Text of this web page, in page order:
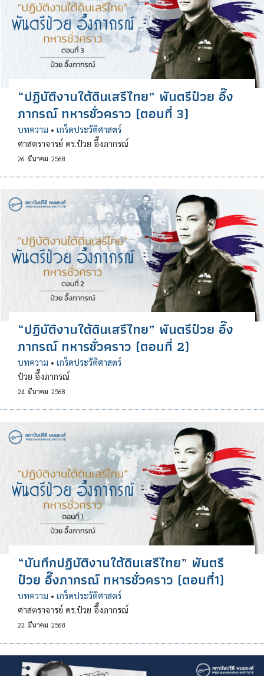
“ปฏิบัติงานใต้ดินเสรีไทย” พันตรีป๋วย อึ๊ง
ภากรณ์ ทหารชั่วคราว (ตอนที่ 3)
บทความ • เกร็ดประวัติศาสตร์
ศาสตราจารย์ ดร.ป๋วย อึ๊งภากรณ์
26 มีนาคม 2568
“ปฏิบัติงานใต้ดินเสรีไทย” พันตรีป๋วย อึ๊ง
ภากรณ์ ทหารชั่วคราว (ตอนที่ 2)
บทความ • เกร็ดประวัติศาสตร์
ป๋วย อึ๊งภากรณ์
24 มีนาคม 2568
“บันทึกปฏิบัติงานใต้ดินเสรีไทย” พันตรี
ป๋วย อึ๊งภากรณ์ ทหารชั่วคราว (ตอนที่1)
บทความ • เกร็ดประวัติศาสตร์
ศาสตราจารย์ ดร.ป๋วย อึ๊งภากรณ์
22 มีนาคม 2568